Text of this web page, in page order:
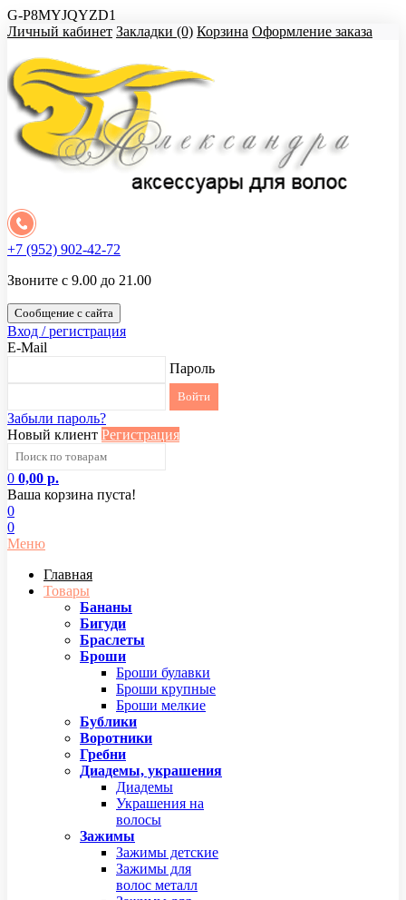
G-P8MYJQYZD1
Личный кабинет Закладки (0) Корзина Оформление заказа
+7 (952) 902-42-72
Звоните с 9.00 до 21.00
Сообщение с сайта
Вход / регистрация
E-Mail
Пароль
Забыли пароль?
Новый клиент Регистрация
0 0,00 р.
Ваша корзина пуста!
0
0
Меню
Главная
Товары
Бананы
Бигуди
Браслеты
Броши
Броши булавки
Броши крупные
Броши мелкие
Бублики
Воротники
Гребни
Диадемы, украшения
Диадемы
Украшения на
волосы
Зажимы
Зажимы детские
Зажимы для
волос металл